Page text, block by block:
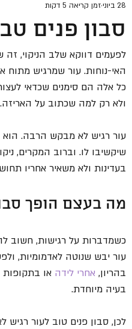
סבון פנים
28 ביוני זמן קריאה 5 דקות
לפעמים דווקא שלב הניקוי,
האי-נוחות. עור שמרגיש מתוח
כל אלה הם סימנים שכדאי
ולא רק למה שכתוב על האריזה.
עור רגיש לא מבקש הרבה. הוא
שיקשיבו לו. וברוב המקרים,
בעדינות ולא משאיר אחריו
מה בעצם הופך
כשמדברות על רגישות, חשוב
עור יבש שנוטה לאדמומיות,
בהריון, אחרי לידה או בתקופות
בעיה מיוחדת.
לכן, סבון פנים טוב לעור